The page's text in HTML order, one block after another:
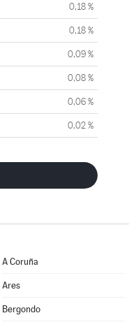
0,18 %
0,18 %
0,09 %
0,08 %
0,06 %
0,02 %
A Coruña
Ares
Bergondo